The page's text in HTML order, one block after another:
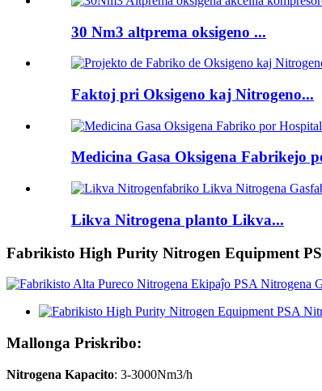
30 Nm3 altprema oksigeno ...
Faktoj pri Oksigeno kaj Nitrogeno...
Medicina Gasa Oksigena Fabrikejo
Likva Nitrogena planto Likva...
Fabrikisto High Purity Nitrogen Equipment
Mallonga Priskribo:
Nitrogena Kapacito: 3-3000Nm3/h